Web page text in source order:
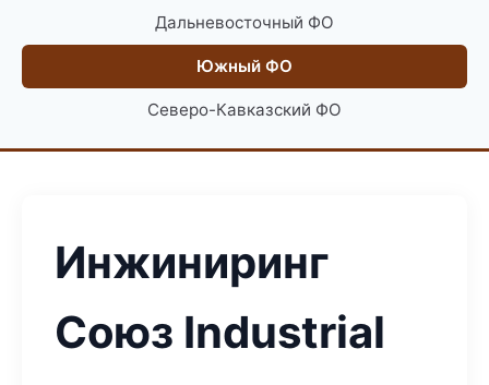
Дальневосточный ФО
Южный ФО
Северо-Кавказский ФО
Инжиниринг
Союз Industrial